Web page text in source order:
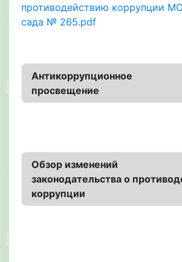
противодействию коррупции
сада № 265.pdf
Антикоррупционное
просвещение
Обзор изменений
законодательства о
коррупции